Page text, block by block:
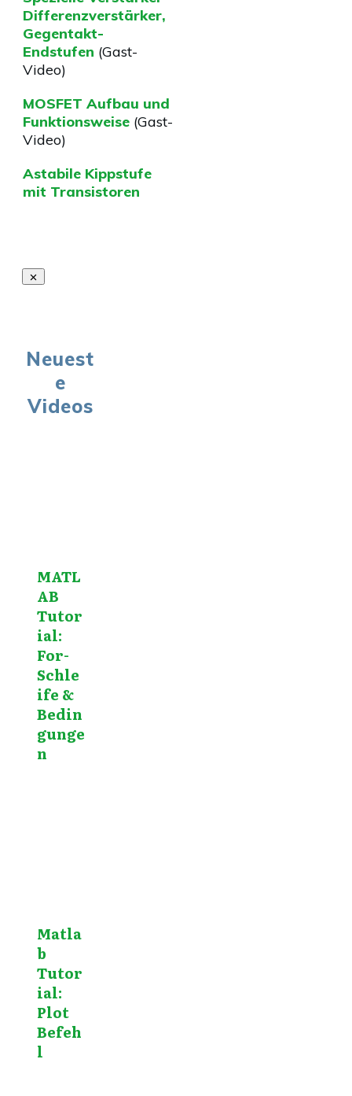
Differenzverstärker,
Gegentakt-
Endstufen (Gast-
Video)
MOSFET Aufbau und
Funktionsweise (Gast-
Video)
Astabile Kippstufe
mit Transistoren
Neuest
e
Videos
MATL
AB
Tutor
ial:
For-
Schle
ife &
Bedin
gunge
n
Matla
b
Tutor
ial:
Plot
Befeh
l